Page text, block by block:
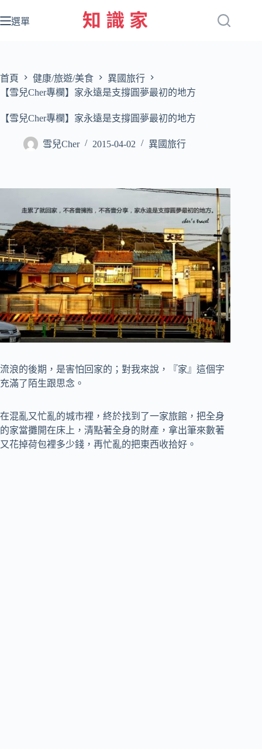
至
容
選單
首頁 健康/旅遊/美食
異國旅行
【雪兒Cher專欄】家永遠是支撐圓夢最初的地方
【雪兒Cher專欄】家永遠是支撐圓夢最初的地方
雪兒Cher 2015-04-02 異國旅行
流浪的後期，是害怕回家的；對我來說，『家』這個字
充滿了陌生跟思念。
在混亂又忙亂的城市裡，終於找到了一家旅館，把全身
的家當攤開在床上，清點著全身的財產，拿出筆來數著
又花掉荷包裡多少錢，再忙亂的把東西收拾好。